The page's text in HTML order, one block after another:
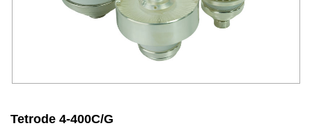
Tetrode 4-400C/G